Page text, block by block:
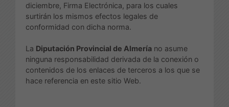
diciembre, Firma Electrónica, para los cuales
surtirán los mismos efectos legales de
conformidad con dicha norma.
La Diputación Provincial de Almería no asume
ninguna responsabilidad derivada de la conexión o
contenidos de los enlaces de terceros a los que se
hace referencia en este sitio Web.